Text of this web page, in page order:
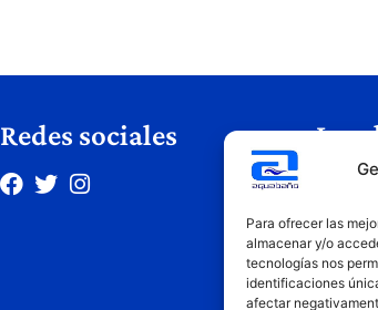
Para ofrecer las
almacenar y/o
tecnologías nos
identificaciones
afectar
Redes sociales
Política